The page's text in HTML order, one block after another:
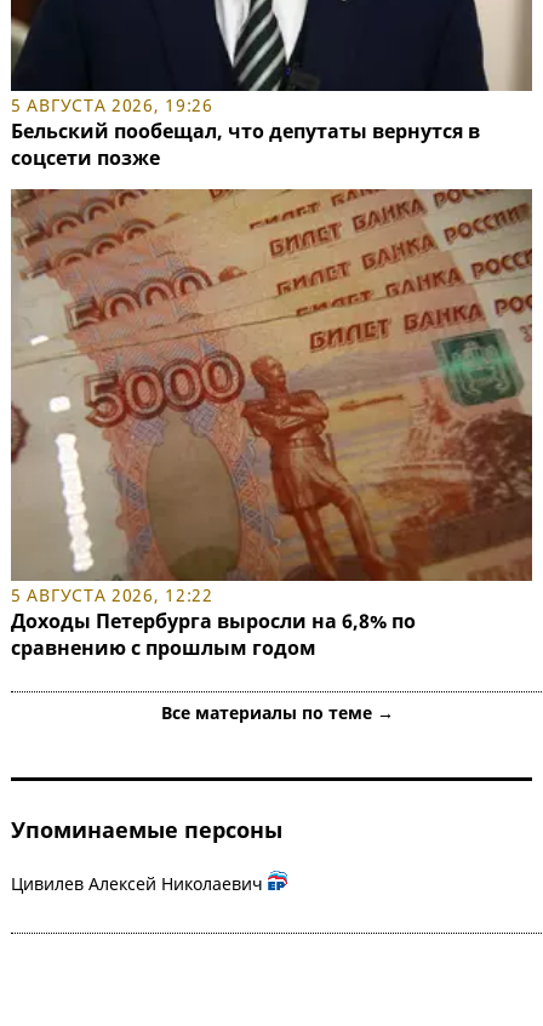
5 АВГУСТА 2026, 19:26
Бельский пообещал, что депутаты вернутся в
соцсети позже
5 АВГУСТА 2026, 12:22
Доходы Петербурга выросли на 6,8% по
сравнению с прошлым годом
Все материалы по теме →
Упоминаемые персоны
Цивилев Алексей Николаевич